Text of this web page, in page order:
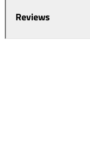
Reviews